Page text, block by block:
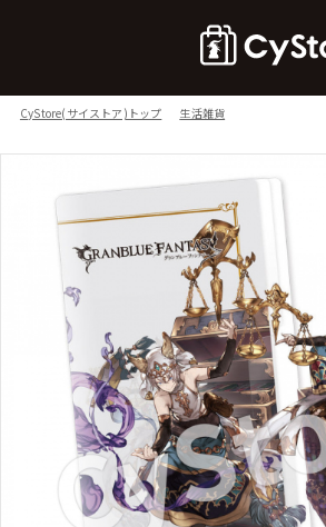
CyStore(サイストア)トップ 生活雑貨